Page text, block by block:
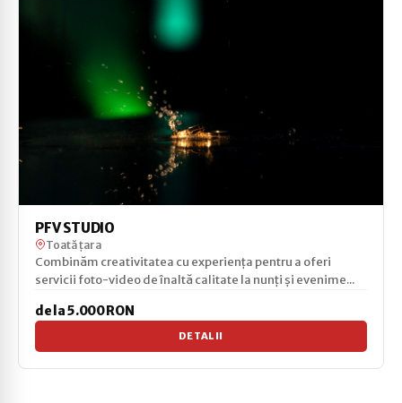
PFV STUDIO
Toată țara
Combinăm creativitatea cu experiența pentru a oferi
servicii foto-video de înaltă calitate la nunți și evenime...
de la 5.000 RON
DETALII